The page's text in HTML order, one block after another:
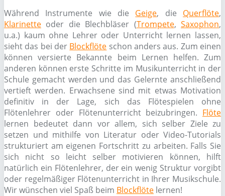
Während Instrumente wie die Geige, die Querflöte,
Klarinette oder die Blechbläser (Trompete,Saxophon,
u.a.) kaum ohne Lehrer oder Unterricht lernen lassen,
sieht das bei der Blockflöte schon anders aus. Zum einen
können versierte Bekannte beim Lernen helfen. Zum
anderen können erste Schritte im Musikunterricht in der
Schule gemacht werden und das Gelernte anschließend
vertieft werden. Erwachsene sind mit etwas Motivation
definitiv in der Lage, sich das Flötespielen ohne
Flötenlehrer oder Flötenunterricht beizubringen. Flöte
lernen bedeutet dann vor allem, sich selber Ziele zu
setzen und mithilfe von Literatur oder Video-Tutorials
strukturiert am eigenen Fortschritt zu arbeiten. Falls Sie
sich nicht so leicht selber motivieren können, hilft
natürlich ein Flötenlehrer, der ein wenig Struktur vorgibt
oder regelmäßiger Flötenunterricht in Ihrer Musikschule.
Wir wünschen viel Spaß beim Blockflöte lernen!